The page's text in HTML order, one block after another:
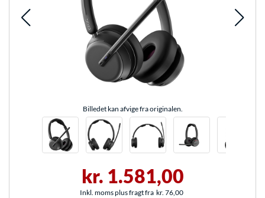
Billedet kan afvige fra originalen.
kr. 1.581,00
Inkl. moms plus fragt fra kr. 76,00